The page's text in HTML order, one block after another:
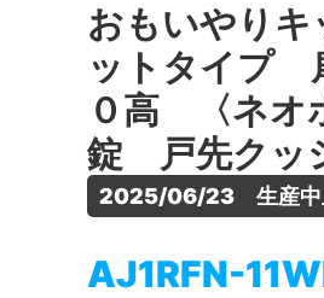
おもいやり
ットタイプ
０高 〈ネオ
錠 戸先クッ
2025/06/23　生産中
AJ1RFN-